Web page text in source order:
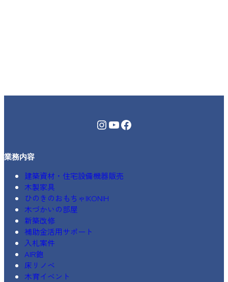
Instagram YouTube Facebook
業務内容
建築資材・住宅設備機器販売
木製家具
ひのきのおもちゃIKONIH
木づかいの部屋
新築改修
補助金活用サポート
入札案件
AIR鉋
床リノベ
木育イベント